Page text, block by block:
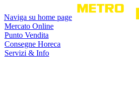
Naviga su home page
Mercato Online
Punto Vendita
Consegne Horeca
Servizi & Info